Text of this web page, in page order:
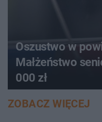
Oszustwo w
Małżeństwo
000 zł
ZOBACZ WIĘCEJ